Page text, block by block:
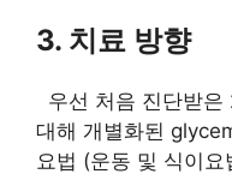
3. 치료 방향
우선 처음 진단받은
대해 개별화된
요법 (운동 및 식이